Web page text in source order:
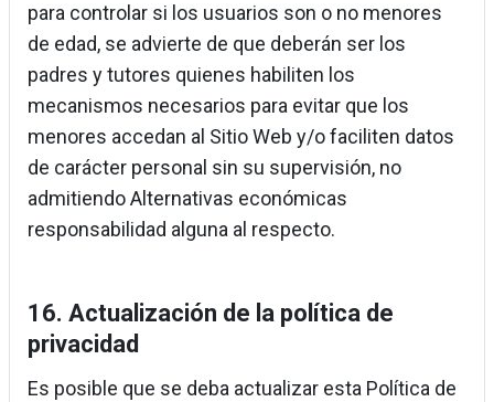
para controlar si los usuarios son o no menores
de edad, se advierte de que deberán ser los
padres y tutores quienes habiliten los
mecanismos necesarios para evitar que los
menores accedan al Sitio Web y/o faciliten datos
de carácter personal sin su supervisión, no
admitiendo Alternativas económicas
responsabilidad alguna al respecto.
16. Actualización de la política de
privacidad
Es posible que se deba actualizar esta Política de